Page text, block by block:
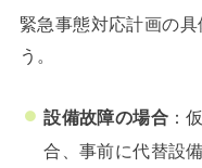
緊急事態対応計画の
う。
設備故障の場合 ：
合、事前に代替設